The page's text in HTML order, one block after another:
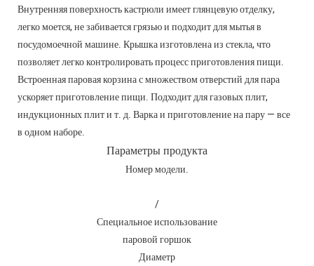
Внутренняя поверхность кастрюли имеет глянцевую отделку,
легко моется, не забивается грязью и подходит для мытья в
посудомоечной машине. Крышка изготовлена ​​из стекла, что
позволяет легко контролировать процесс приготовления пищи.
Встроенная паровая корзина с множеством отверстий для пара
ускоряет приготовление пищи. Подходит для газовых плит,
индукционных плит и т. д. Варка и приготовление на пару — все
в одном наборе.
Параметры продукта
Номер модели.
/
Специальное использование
паровой горшок
Диаметр